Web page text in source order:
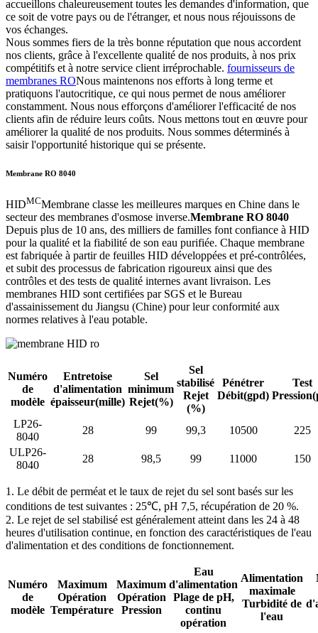
accueillons chaleureusement toutes les demandes d'information, que
ce soit de votre pays ou de l'étranger, et nous nous réjouissons de
vos échanges.
Nous sommes fiers de la très bonne réputation que nous accordent
nos clients, grâce à l'excellente qualité de nos produits, à nos prix
compétitifs et à notre service client irréprochable. fournisseurs de
membranes RONous maintenons nos efforts à long terme et
pratiquons l'autocritique, ce qui nous permet de nous améliorer
constamment. Nous nous efforçons d'améliorer l'efficacité de nos
clients afin de réduire leurs coûts. Nous mettons tout en œuvre pour
améliorer la qualité de nos produits. Nous sommes déterminés à
saisir l'opportunité historique qui se présente.
Membrane RO 8040
HIDMCMembrane classe les meilleures marques en Chine dans le
secteur des membranes d'osmose inverse.Membrane RO 8040
Depuis plus de 10 ans, des milliers de familles font confiance à HID
pour la qualité et la fiabilité de son eau purifiée. Chaque membrane
est fabriquée à partir de feuilles HID développées et pré-contrôlées,
et subit des processus de fabrication rigoureux ainsi que des
contrôles et des tests de qualité internes avant livraison. Les
membranes HID sont certifiées par SGS et le Bureau
d'assainissement du Jiangsu (Chine) pour leur conformité aux
normes relatives à l'eau potable.
Numéro
de
modèle
Entretoise
d'alimentation
épaisseur(mille)
Sel
minimum
Rejet(%)
Sel
stabilisé
Rejet
(%)
Pénétrer
Débit(gpd)
Test
Pression
LP26-
8040
28 99 99,3 10500
225
ULP26-
8040
28 98,5 99 11000 150
1. Le débit de perméat et le taux de rejet du sel sont basés sur les
conditions de test suivantes : 25℃, pH 7,5, récupération de 20 %.
2. Le rejet de sel stabilisé est généralement atteint dans les 24 à 48
heures d'utilisation continue, en fonction des caractéristiques de l'eau
d'alimentation et des conditions de fonctionnement.
Numéro
de
modèle
Maximum
Opération
Température
Maximum
Opération
Pression
Eau
d'alimentation
Plage de pH,
continu
opération
Alimentation
maximale
Turbidité de
l'eau